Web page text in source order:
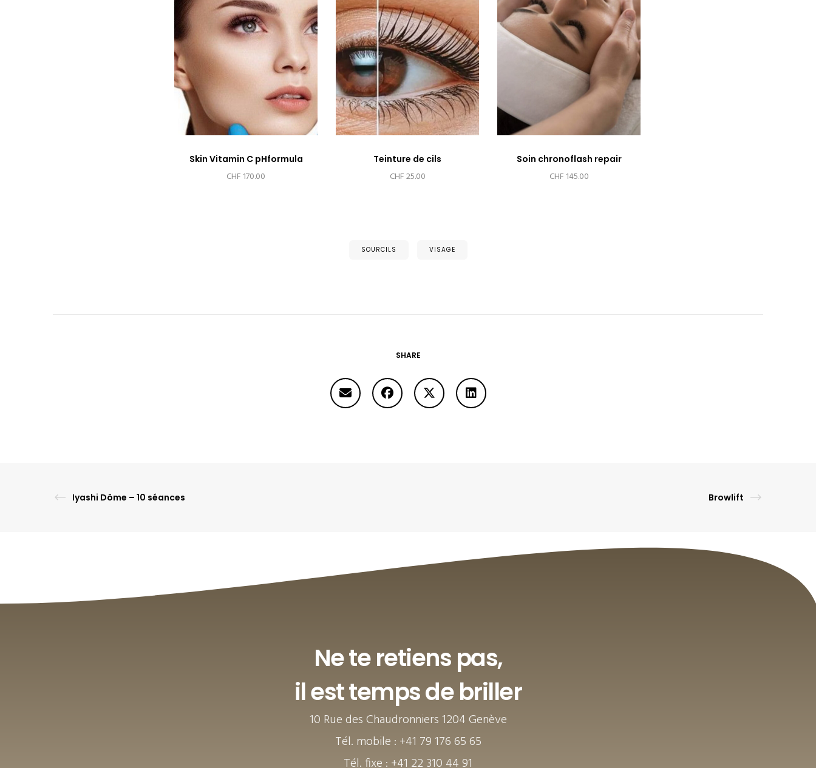
Skin Vitamin C pHformula
CHF 170.00
Teinture de cils
CHF25.00
Soin chronoflash repair
CHF 145.00
SOURCILS VISAGE
SHARE
Iyashi Dôme – 10 séances Browlift
Ne te retiens pas,
il est temps de briller
10 Rue des Chaudronniers 1204 Genève
Tél. mobile : +41 79 176 65 65
Tél. fixe : +41 22 310 44 91